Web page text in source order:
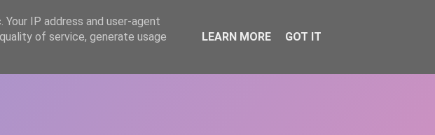
DESPRE ECHIPĂ REPERE DONEAZĂ ARTICOLE CONTACT
IP address and user-agent
of service, generate usage
LEARN MORE GOT IT